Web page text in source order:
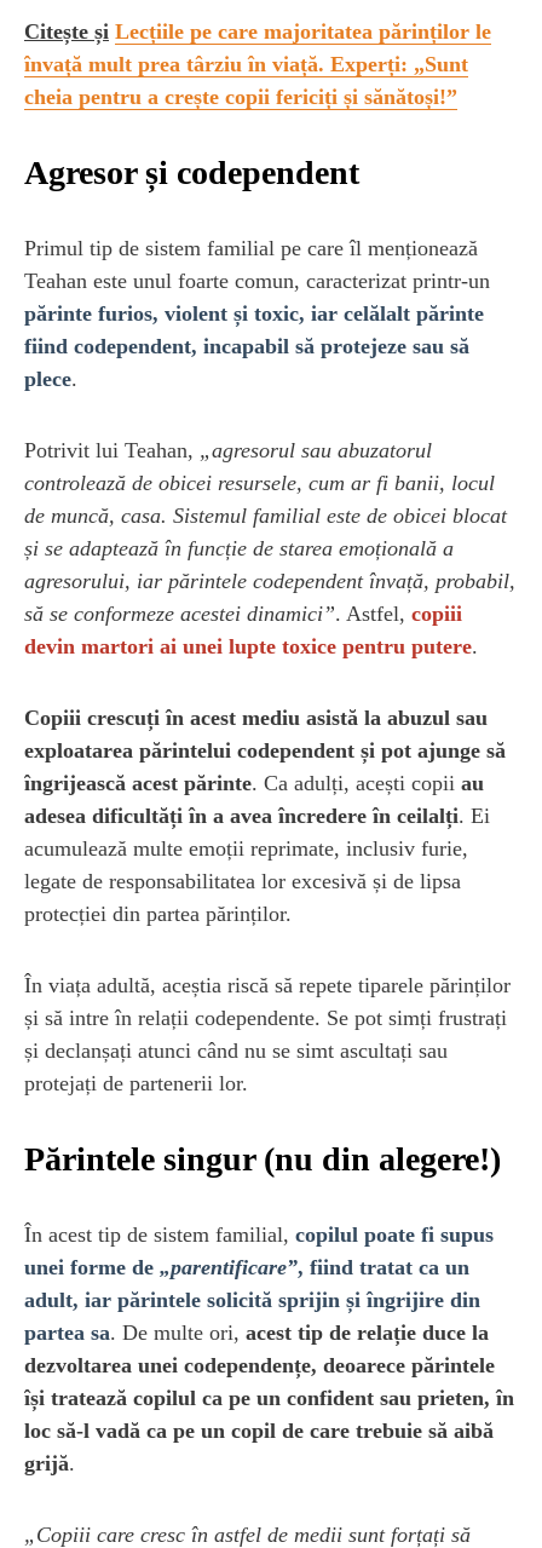
Citește și Lecțiile pe care majoritatea părinților le
învață mult prea târziu în viață. Experți: „Sunt
cheia pentru a crește copii fericiți și sănătoși!”
Agresor și codependent
Primul tip de sistem familial pe care îl menționează
Teahan este unul foarte comun, caracterizat printr-un
părinte furios, violent și toxic, iar celălalt părinte
fiind codependent, incapabil să protejeze sau să
plece.
Potrivit lui Teahan, „agresorul sau abuzatorul
controlează de obicei resursele, cum ar fi banii, locul
de muncă, casa. Sistemul familial este de obicei blocat
și se adaptează în funcție de starea emoțională a
agresorului, iar părintele codependent învață, probabil,
să se conformeze acestei dinamici”. Astfel, copiii
devin martori ai unei lupte toxice pentru putere.
Copiii crescuți în acest mediu asistă la abuzul sau
exploatarea părintelui codependent și pot ajunge să
îngrijească acest părinte. Ca adulți, acești copii au
adesea dificultăți în a avea încredere în ceilalți. Ei
acumulează multe emoții reprimate, inclusiv furie,
legate de responsabilitatea lor excesivă și de lipsa
protecției din partea părinților.
În viața adultă, aceștia riscă să repete tiparele părinților
și să intre în relații codependente. Se pot simți frustrați
și declanșați atunci când nu se simt ascultați sau
protejați de partenerii lor.
Părintele singur (nu din alegere!)
În acest tip de sistem familial, copilul poate fi supus
unei forme de „parentificare”, fiind tratat ca un
adult, iar părintele solicită sprijin și îngrijire din
partea sa. De multe ori, acest tip de relație duce la
dezvoltarea unei codependențe, deoarece părintele
își tratează copilul ca pe un confident sau prieten, în
loc să-l vadă ca pe un copil de care trebuie să aibă
grijă.
„Copiii care cresc în astfel de medii sunt forțați să